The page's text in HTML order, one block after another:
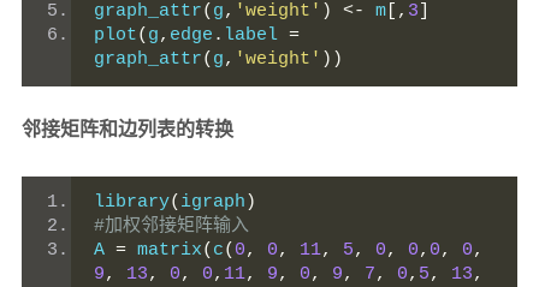
graph_attr( g, 'weight' ) <- m [, 3
plot( g, edge . label =
graph_attr( g, 'weight' ))
邻接矩阵和边列表的转换
library( igraph )
#加权邻接矩阵输入
A = matrix( c( 0, 0, 11, 5, 0, 0, 0, 0,
9, 13, 0, 0, 11, 9, 0, 9, 7, 0, 5, 13,